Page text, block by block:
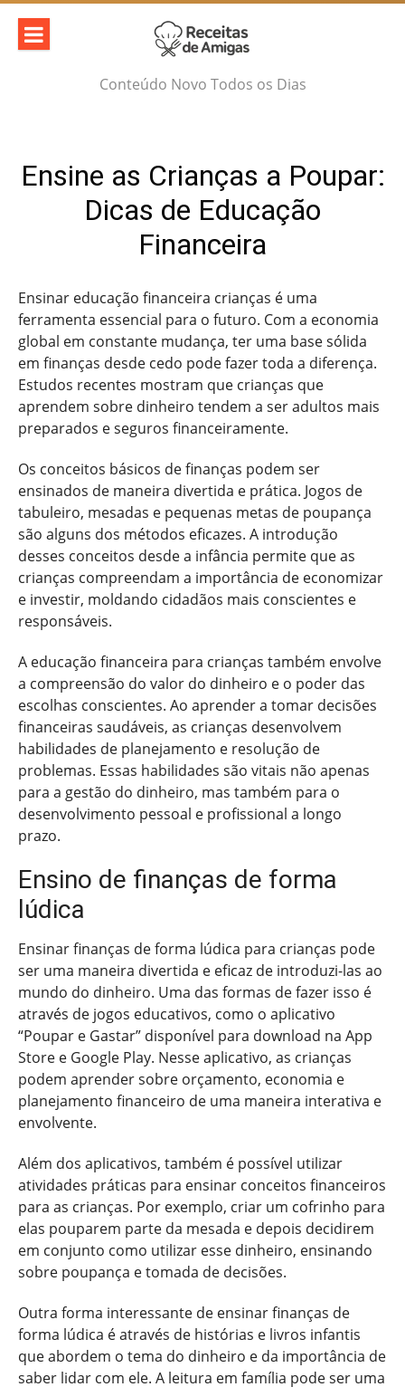
Skip
content
Conteúdo Novo Todos os Dias
Ensine as Crianças a Poupar:
Dicas de Educação
Financeira
Ensinar educação financeira crianças é uma
ferramenta essencial para o futuro. Com a economia
global em constante mudança, ter uma base sólida
em finanças desde cedo pode fazer toda a diferença.
Estudos recentes mostram que crianças que
aprendem sobre dinheiro tendem a ser adultos mais
preparados e seguros financeiramente.
Os conceitos básicos de finanças podem ser
ensinados de maneira divertida e prática. Jogos de
tabuleiro, mesadas e pequenas metas de poupança
são alguns dos métodos eficazes. A introdução
desses conceitos desde a infância permite que as
crianças compreendam a importância de economizar
e investir, moldando cidadãos mais conscientes e
responsáveis.
A educação financeira para crianças também envolve
a compreensão do valor do dinheiro e o poder das
escolhas conscientes. Ao aprender a tomar decisões
financeiras saudáveis, as crianças desenvolvem
habilidades de planejamento e resolução de
problemas. Essas habilidades são vitais não apenas
para a gestão do dinheiro, mas também para o
desenvolvimento pessoal e profissional a longo
prazo.
Ensino de finanças de forma
lúdica
Ensinar finanças de forma lúdica para crianças pode
ser uma maneira divertida e eficaz de introduzi-las ao
mundo do dinheiro. Uma das formas de fazer isso é
através de jogos educativos, como o aplicativo
“Poupar e Gastar” disponível para download na App
Store e Google Play. Nesse aplicativo, as crianças
podem aprender sobre orçamento, economia e
planejamento financeiro de uma maneira interativa e
envolvente.
Além dos aplicativos, também é possível utilizar
atividades práticas para ensinar conceitos financeiros
para as crianças. Por exemplo, criar um cofrinho para
elas pouparem parte da mesada e depois decidirem
em conjunto como utilizar esse dinheiro, ensinando
sobre poupança e tomada de decisões.
Outra forma interessante de ensinar finanças de
forma lúdica é através de histórias e livros infantis
que abordem o tema do dinheiro e da importância de
saber lidar com ele. A leitura em família pode ser uma